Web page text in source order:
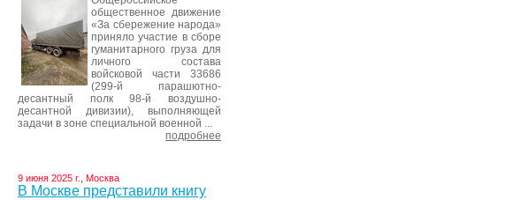
общественное движение
«За сбережение народа»
приняло участие в сборе
гуманитарного груза для
личного состава
войсковой части 33686
(299-й парашютно-
десантный полк 98-й воздушно-
десантной дивизии), выполняющей
задачи в зоне специальной военной ...
подробнее
9 июня 2025 г., Москва
В Москве представили книгу